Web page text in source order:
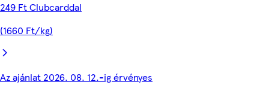
249 Ft Clubcarddal
(1660 Ft/kg)
Az ajánlat 2026. 08. 12.-ig érvényes